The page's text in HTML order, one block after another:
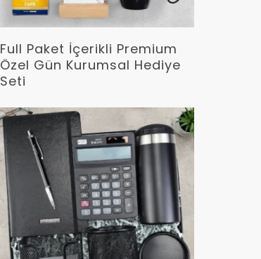
Devamını Oku
Full Paket İçerikli Premium
Özel Gün Kurumsal Hediye
Seti